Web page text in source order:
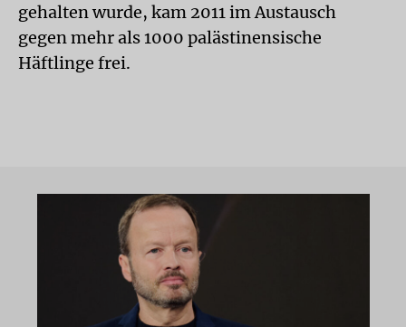
gehalten wurde, kam 2011 im Austausch
gegen mehr als 1000 palästinensische
Häftlinge frei.